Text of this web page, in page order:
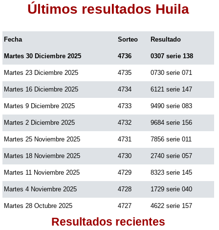
Últimos resultados Huila
Fecha Sorteo Resultado
Martes 30 Diciembre 2025 4736 0307 serie 138
Martes 23 Diciembre 2025 4735 0730 serie 071
Martes 16 Diciembre 2025 4734 6121 serie 147
Martes 9 Diciembre 2025 4733 9490 serie 083
Martes 2 Diciembre 2025 4732 9684 serie 156
Martes 25 Noviembre 2025 4731 7856 serie 011
Martes 18 Noviembre 2025 4730 2740 serie 057
Martes 11 Noviembre 2025 4729 8323 serie 145
Martes 4 Noviembre 2025 4728 1729 serie 040
Martes 28 Octubre 2025 4727 4622 serie 157
Resultados recientes